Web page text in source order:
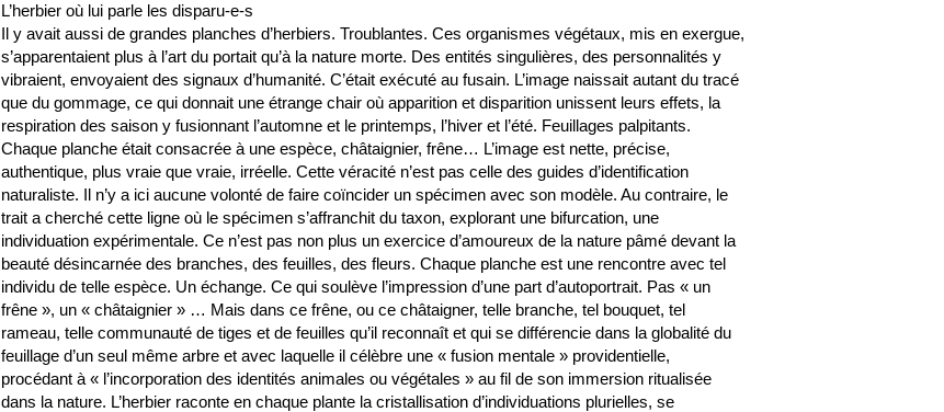
L’herbier où lui parle les disparu-e-s
Il y avait aussi de grandes planches d’herbiers. Troublantes. Ces organismes végétaux, mis en exergue,
s’apparentaient plus à l’art du portait qu’à la nature morte. Des entités singulières, des personnalités y
vibraient, envoyaient des signaux d’humanité. C’était exécuté au fusain. L’image naissait autant du tracé
que du gommage, ce qui donnait une étrange chair où apparition et disparition unissent leurs effets, la
respiration des saison y fusionnant l’automne et le printemps, l’hiver et l’été. Feuillages palpitants.
Chaque planche était consacrée à une espèce, châtaignier, frêne… L’image est nette, précise,
authentique, plus vraie que vraie, irréelle. Cette véracité n’est pas celle des guides d’identification
naturaliste. Il n’y a ici aucune volonté de faire coïncider un spécimen avec son modèle. Au contraire, le
trait a cherché cette ligne où le spécimen s’affranchit du taxon, explorant une bifurcation, une
individuation expérimentale. Ce n’est pas non plus un exercice d’amoureux de la nature pâmé devant la
beauté désincarnée des branches, des feuilles, des fleurs. Chaque planche est une rencontre avec tel
individu de telle espèce. Un échange. Ce qui soulève l’impression d’une part d’autoportrait. Pas « un
frêne », un « châtaignier » … Mais dans ce frêne, ou ce châtaigner, telle branche, tel bouquet, tel
rameau, telle communauté de tiges et de feuilles qu’il reconnaît et qui se différencie dans la globalité du
feuillage d’un seul même arbre et avec laquelle il célèbre une « fusion mentale » providentielle,
procédant à « l’incorporation des identités animales ou végétales » au fil de son immersion ritualisée
dans la nature. L’herbier raconte en chaque plante la cristallisation d’individuations plurielles, se